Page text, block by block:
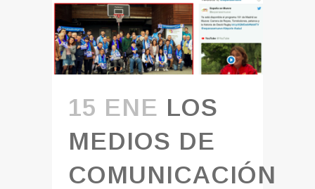
15 ENE LOS
MEDIOS DE
COMUNICACIÓN